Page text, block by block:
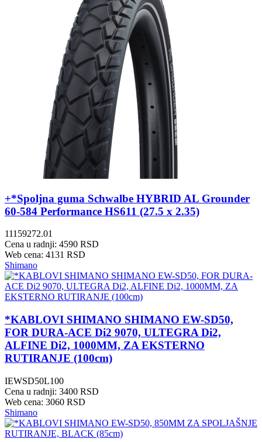
+*Spoljna guma Schwalbe HYBRID AL Grounder
60-584 Performance HS611 (27.5 x 2.35)
11159272.01
Cena u radnji: 4590 RSD
Web cena: 4131 RSD
Shimano
*KABLOVI SHIMANO SHIMANO EW-SD50,
FOR DURA-ACE Di2 9070, ULTEGRA Di2,
ALFINE Di2, 1000MM, ZA EKSTERNO
RUTIRANJE (100cm)
IEWSD50L100
Cena u radnji: 3400 RSD
Web cena: 3060 RSD
Shimano